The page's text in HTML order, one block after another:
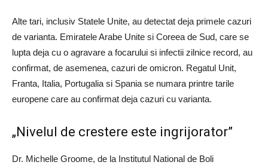
Alte tari, inclusiv Statele Unite, au detectat deja primele cazuri
de varianta. Emiratele Arabe Unite si Coreea de Sud, care se
lupta deja cu o agravare a focarului si infectii zilnice record, au
confirmat, de asemenea, cazuri de omicron. Regatul Unit,
Franta, Italia, Portugalia si Spania se numara printre tarile
europene care au confirmat deja cazuri cu varianta.
„Nivelul de crestere este ingrijorator”
Dr. Michelle Groome, de la Institutul National de Boli